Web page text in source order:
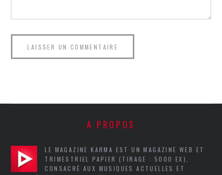
A PROPOS
LE MAGAZINE KARMA EST UN MAGAZINE WEB ET
TRIMESTRIEL PAPIER (TIRAGE : 5000 EX),
CONSACRÉ AUX MUSIQUES ACTUELLES ET